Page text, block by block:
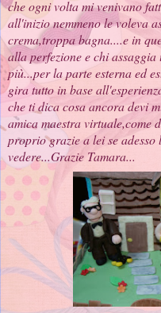
che ogni volta mi venivano
all'inizio nemmeno le voleva
crema,troppa bagna....e in
alla perfezione e chi
più...per la parte esterna ed
gira tutto in base
che ti dica cosa ancora devi
amica maestra virtuale,come
proprio grazie a lei se adesso
vedere...Grazie Tamara...